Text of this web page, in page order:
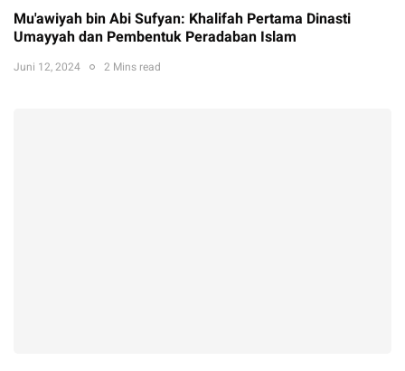
Mu'awiyah bin Abi Sufyan: Khalifah Pertama Dinasti
Umayyah dan Pembentuk Peradaban Islam
Juni 12, 2024 2 Mins read